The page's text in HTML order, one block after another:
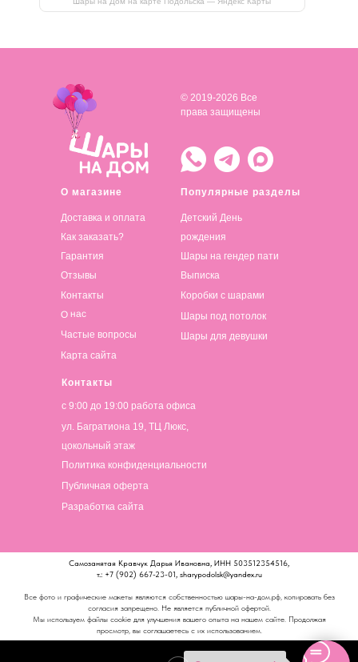
О магазине
Доставка и оплата
Популярные разделы
Детский День
рождения
Контакты
© 2019-2026 Все
права защищены
Как заказать?
Гарантия
Отзывы
Контакты
О нас
Частые вопросы
Карта сайта
Шары на гендер пати
Выписка
Коробки с шарами
Шары под потолок
Шары для девушки
с 9:00 до 19:00 работа офиса
ул. Багратиона 19, ТЦ Люкс,
цокольный этаж
Политика конфиденциальности
Публичная оферта
Разработка сайта
Самозанятая Кравчук Дарья Ивановна, ИНН 503512354516,
т.: +7 (902) 667-23-01, sharypodolsk@yandex.ru
Все фото и графические макеты являются собственностью шары-на-дом.рф, копировать без
согласия запрещено. Не является публичной офертой.
Мы используем файлы cookie для улучшения вашего опыта на нашем сайте. Продолжая
просмотр, вы соглашаетесь с их использованием.